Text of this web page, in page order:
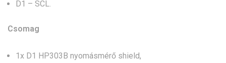
D1 – SCL.
Csomag
1x D1 HP303B nyomásmérő shield,